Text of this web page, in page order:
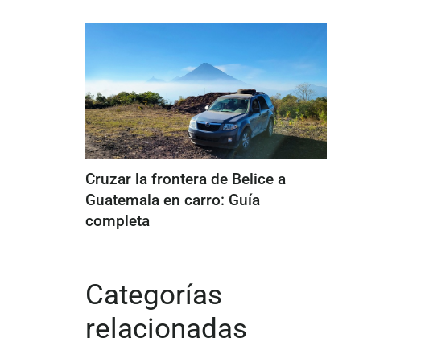
Cruzar la frontera de Belice a
Guatemala en carro: Guía
completa
Categorías
relacionadas